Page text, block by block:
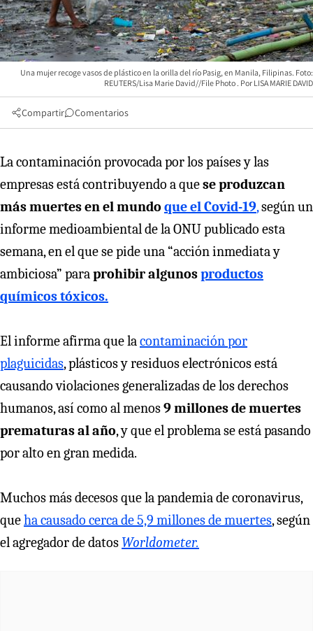
Una mujer recoge vasos de plástico en la orilla del río Pasig, en Manila, Filipinas. Foto:
REUTERS/Lisa Marie David//File Photo
LISA MARIE DAVID
Compartir Comentarios
La contaminación provocada por los países y las
empresas está contribuyendo a quese produzcan
más muertes en el mundo que el Covid-19,según un
informe medioambiental de la ONU publicado esta
semana, en el que se pide una “acción inmediata y
ambiciosa” paraprohibir algunosproductos
químicos tóxicos.
El informe afirma que lacontaminación por
plaguicidas, plásticos y residuos electrónicos está
causando violaciones generalizadas de los derechos
humanos, así como al menos9 millones de muertes
prematuras al año, y que el problema se está pasando
por alto en gran medida.
Muchos más decesos que la pandemia de coronavirus,
queha causado cerca de 5,9 millones de muertes, según
el agregador de datos Worldometer.